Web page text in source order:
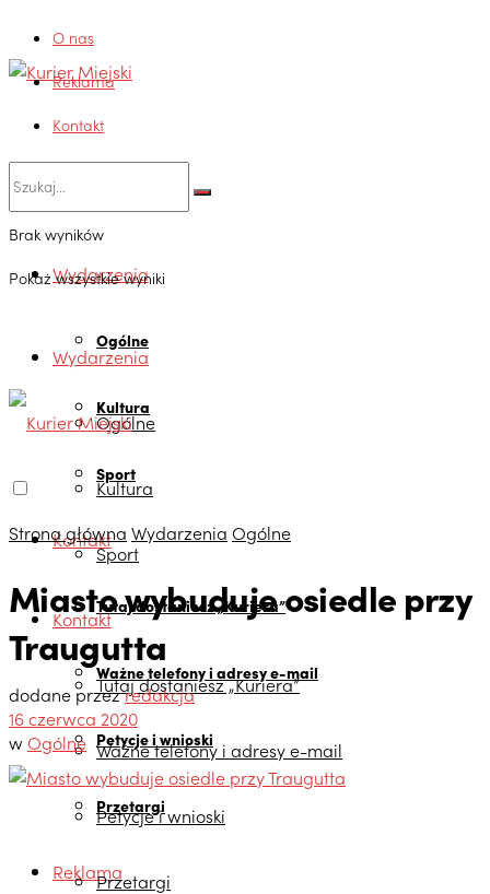
O nas
Reklama
Kontakt
Brak wyników
Pokaż wszystkie wyniki
Wydarzenia
Ogólne
Kultura
Sport
Kontakt
Tutaj dostaniesz „Kuriera”
Ważne telefony i adresy e-mail
Petycje i wnioski
Przetargi
Reklama
Wydarzenia
Ogólne
Kultura
Sport
Kontakt
Tutaj dostaniesz „Kuriera”
Ważne telefony i adresy e-mail
Petycje i wnioski
Przetargi
Strona główna Wydarzenia Ogólne
Miasto wybuduje osiedle przy
Traugutta
dodane przezredakcja
16 czerwca 2020
wOgólne